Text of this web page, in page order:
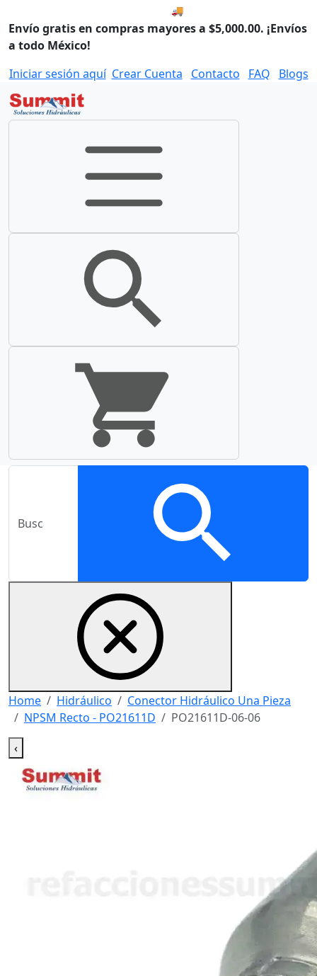
🚚 Envío el Lunes, 10 de
Envío gratis en compras mayores a $5,000.00. ¡Envíos
a todo México!
Iniciar sesión aquí Crear Cuenta Contacto FAQ Blogs
Home Hidráulico
Conector Hidráulico Una Pieza
NPSM Recto - PO21611D
PO21611D-06-06
‹